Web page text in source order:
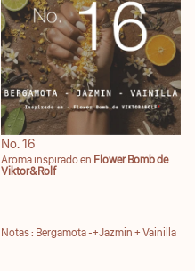
No. 16
Aroma inspirado en Flower Bomb de
Viktor&Rolf
Notas : Bergamota -+Jazmin + Vainilla